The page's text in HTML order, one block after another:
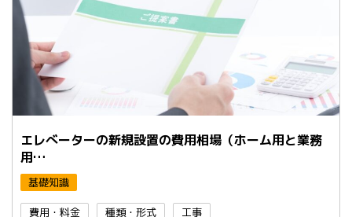
エレべーターの新規設置の費用相場（ホーム用と業務
用…
基礎知識
費用・料金 種類・形式 工事